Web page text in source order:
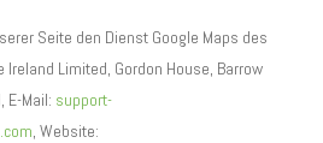
Seite den Dienst Google Maps des
Ireland Limited, Gordon House, Barrow
E-Mail: support-
, Website: